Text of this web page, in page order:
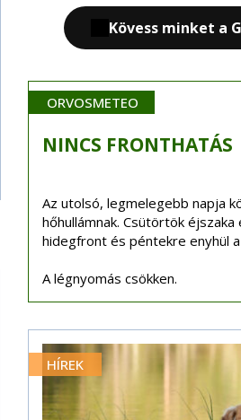
Kövess minket a
ORVOSMETEO
NINCS FRONTHATÁS
Az utolsó, legmelegebb napja
hőhullámnak. Csütörtök éjszaka
hidegfront és péntekre enyhül
A légnyomás csökken.
HÍREK